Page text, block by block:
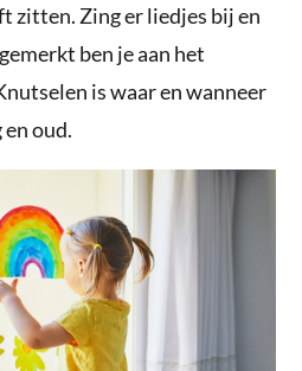
zitten. Zing er liedjes bij en
ben je aan het
is waar en wanneer
oud.